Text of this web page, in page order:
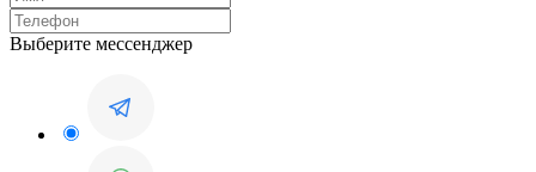
Выберите мессенджер